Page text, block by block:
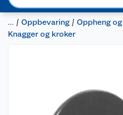
... Oppbevaring
Oppheng
Knagger og kroker